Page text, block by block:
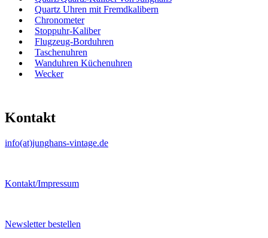
Quartz Uhren mit Fremdkalibern
Chronometer
Stoppuhr-Kaliber
Flugzeug-Borduhren
Taschenuhren
Wanduhren Küchenuhren
Wecker
Kontakt
info(at)junghans-vintage.de
Kontakt/Impressum
Newsletter bestellen